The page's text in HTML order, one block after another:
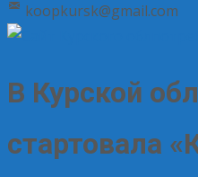
koopkursk@gmail.com
В Курской
стартовала